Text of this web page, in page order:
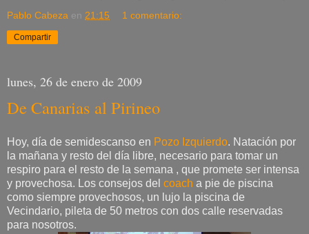
Pablo Cabeza en 21:15 1 comentario:
Compartir
lunes, 26 de enero de 2009
De Canarias al Pirineo
Hoy, día de semidescanso en Pozo Izquierdo. Natación por
la mañana y resto del día libre, necesario para tomar un
respiro para el resto de la semana , que promete ser intensa
y provechosa. Los consejos del coach a pie de piscina
como siempre provechosos, un lujo la piscina de
Vecindario, pileta de 50 metros con dos calle reservadas
para nosotros.